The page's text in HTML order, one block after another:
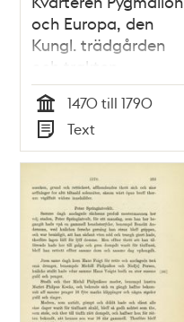
och Europa, den
Kungl. trädgården
och trakten
däromkring / Tord
O:son Nordberg
Tid
1470 till 1790
Typ
Text